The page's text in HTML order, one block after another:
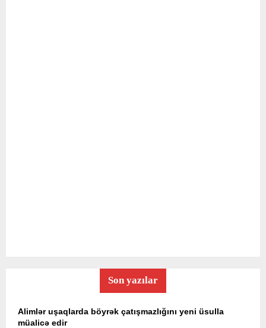
Son yazılar
Alimlər uşaqlarda böyrək çatışmazlığını yeni üsulla
müalicə edir